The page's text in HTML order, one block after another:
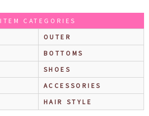
ITEM CATEGORIES
OUTER
BOTTOMS
SHOES
ACCESSORIES
HAIR STYLE